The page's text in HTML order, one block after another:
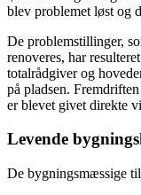
blev problemet løst og
De problemstillinger,
renoveres, har
totalrådgiver og
på pladsen.
er blevet givet direkte
Levende
De bygningsmæssige